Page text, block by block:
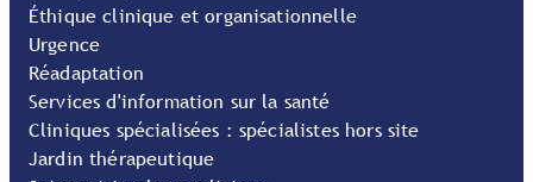
Éthique clinique et organisationnelle
Urgence
Réadaptation
Services d'information sur la santé
Cliniques spécialisées : spécialistes hors site
Jardin thérapeutique